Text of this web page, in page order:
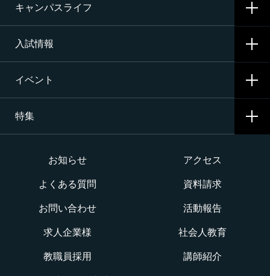
施設・設備
航空整備科
エアライン（ANA・JAL）整備士養成コース
二等航空整備士コース［ヘリコプタータービン専攻］
構造整備・製造コース
エアポートサービス科
グランドハンドリングコース
資格サポート・めざす資格
就職サポート・内定先
就職活動
キャンパスライフ
学校生活
寮生活
入試情報
入試要項・出願・会場
学費・奨学金・教育ローン
イベント
イベント一覧
イベントカレンダー
オープンキャンパス
航空教室
特集
大学か専門学校か
航空整備士になるには？
授業を動画チェック
お知らせ アクセス
よくある質問 資料請求
お問い合わせ 活動報告
求人企業様 社会人教育
教職員採用 講師紹介